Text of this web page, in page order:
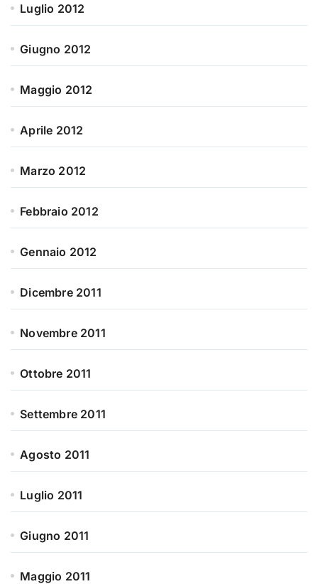
Luglio 2012
Giugno 2012
Maggio 2012
Aprile 2012
Marzo 2012
Febbraio 2012
Gennaio 2012
Dicembre 2011
Novembre 2011
Ottobre 2011
Settembre 2011
Agosto 2011
Luglio 2011
Giugno 2011
Maggio 2011